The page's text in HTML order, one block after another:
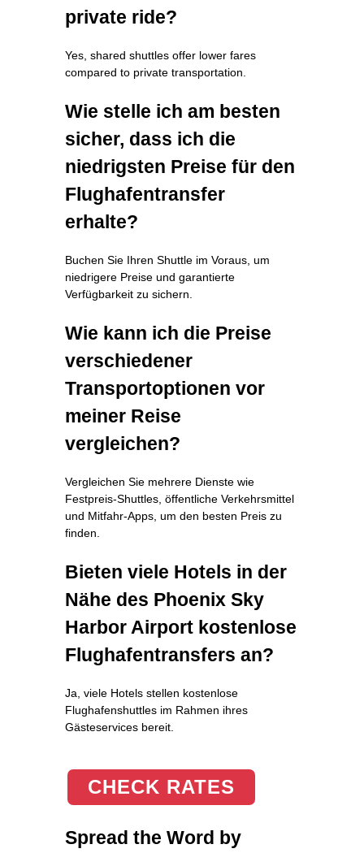
private ride?
Yes, shared shuttles offer lower fares
compared to private transportation.
Wie stelle ich am besten
sicher, dass ich die
niedrigsten Preise für den
Flughafentransfer
erhalte?
Buchen Sie Ihren Shuttle im Voraus, um
niedrigere Preise und garantierte
Verfügbarkeit zu sichern.
Wie kann ich die Preise
verschiedener
Transportoptionen vor
meiner Reise
vergleichen?
Vergleichen Sie mehrere Dienste wie
Festpreis‑Shuttles, öffentliche Verkehrsmittel
und Mitfahr‑Apps, um den besten Preis zu
finden.
Bieten viele Hotels in der
Nähe des Phoenix Sky
Harbor Airport kostenlose
Flughafentransfers an?
Ja, viele Hotels stellen kostenlose
Flughafenshuttles im Rahmen ihres
Gästeservices bereit.
CHECK RATES
Spread the Word by